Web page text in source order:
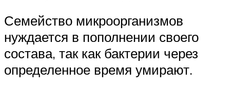
Семейство микроорганизмов
нуждается в пополнении своего
состава, так как бактерии через
определенное время умирают.